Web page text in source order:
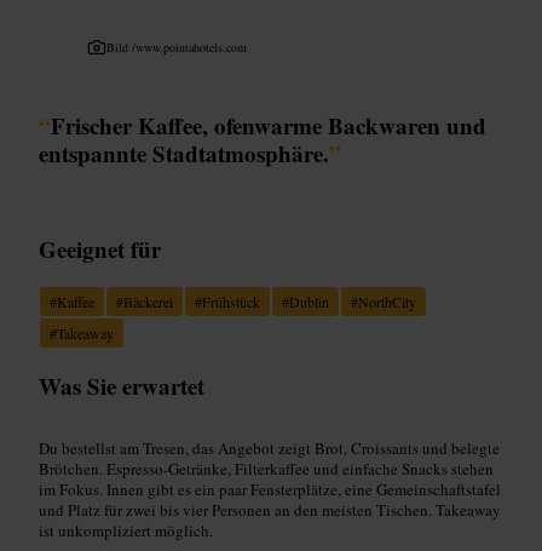
Bild /www.pointahotels.com
“Frischer Kaffee, ofenwarme Backwaren und
entspannte Stadtatmosphäre.”
Geeignet für
#Kaffee #Bäckerei #Frühstück #Dublin #NorthCity
#Takeaway
Was Sie erwartet
Du bestellst am Tresen, das Angebot zeigt Brot, Croissants und belegte
Brötchen. Espresso-Getränke, Filterkaffee und einfache Snacks stehen
im Fokus. Innen gibt es ein paar Fensterplätze, eine Gemeinschaftstafel
und Platz für zwei bis vier Personen an den meisten Tischen. Takeaway
ist unkompliziert möglich.